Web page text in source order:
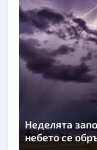
Неделята
небето се